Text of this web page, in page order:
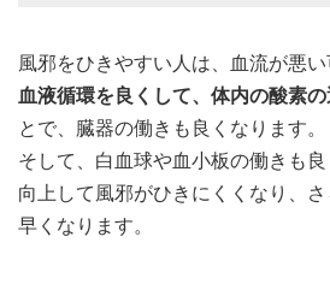
風邪をひきやすい人は、血流が悪い
血液循環を良くして、体内の酸素
とで、臓器の働きも良くなります。
そして、白血球や血小板の働きも
向上して風邪がひきにくくなり、
早くなります。